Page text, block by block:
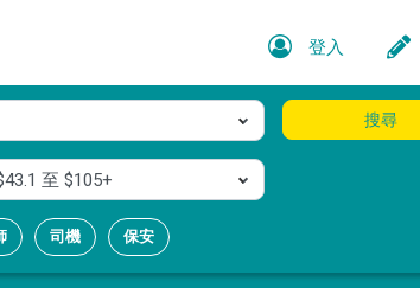
登入
43.1 至 $105+
搜尋
司機 保安